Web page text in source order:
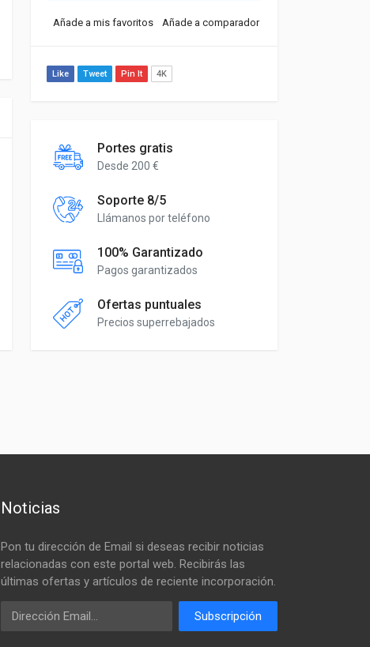
Añade a mis favoritos Añade a comparador
Like Tweet Pin It 4K
Portes gratis
Desde 200 €
Soporte 8/5
Llámanos por teléfono
100% Garantizado
Pagos garantizados
Ofertas puntuales
Precios superrebajados
Noticias
Pon tu dirección de Email si deseas recibir noticias
relacionadas con este portal web. Recibirás las
últimas ofertas y artículos de reciente incorporación.
Email
Subscripción